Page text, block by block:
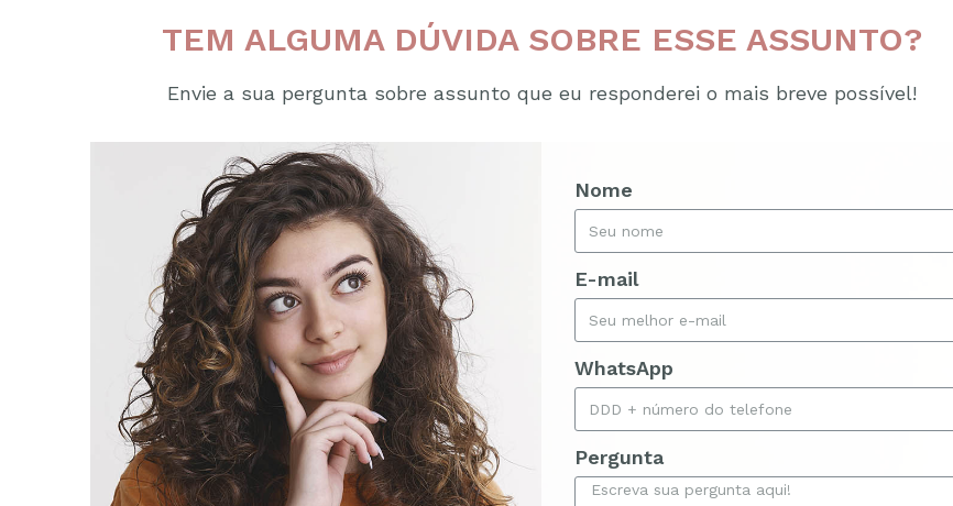
TEM ALGUMA DÚVIDA SOBRE ESSE ASSUNTO?
Envie a sua pergunta sobre assunto que eu responderei o mais breve possível!
Nome
E-mail
WhatsApp
Pergunta